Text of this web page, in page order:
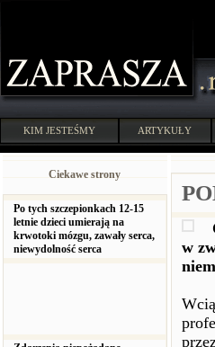
KIM JESTEŚMY ARTYKUŁY
Ciekawe strony
Po tych szczepionkach 12-15
letnie dzieci umierają na
krwotoki mózgu, zawały serca,
niewydolność serca
w